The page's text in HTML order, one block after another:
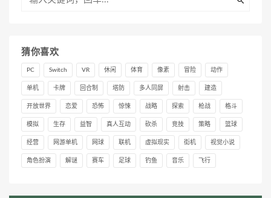
猜你喜欢
PC Switch VR 休闲 体育 像素 冒险 动作
单机 卡牌 回合制 塔防 多人同屏 射击 建造
开放世界 恋爱 恐怖 惊悚 战略 探索 枪战 格斗
模拟 生存 益智 真人互动 砍杀 竞技 策略 篮球
经营 网游单机 网球 联机 虚拟现实 街机 视觉小说
角色扮演 解谜 赛车 足球 钓鱼 音乐 飞行